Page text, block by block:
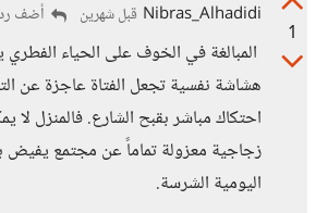
1
Nibras_Alhadidi قبل شهرين أضف
المبالغة في الخوف على الحياء
هشاشة نفسية تجعل الفتاة عاجزة عن
احتكاك مباشر بقبح الشارع. فالمنزل لا
زجاجية معزولة تماماً عن مجتمع يفيض
اليومية الشرسة.